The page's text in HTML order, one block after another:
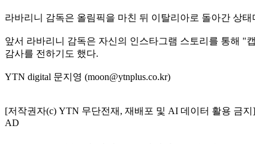
라바리니 감독은 올림픽을 마친 뒤 이탈리아로 돌아간 상
앞서 라바리니 감독은 자신의 인스타그램 스토리를 통해 "
감사를 전하기도 했다.
YTN digital 문지영 (moon@ytnplus.co.kr)
[저작권자(c) YTN 무단전재, 재배포 및 AI 데이터 활용 금지]
AD